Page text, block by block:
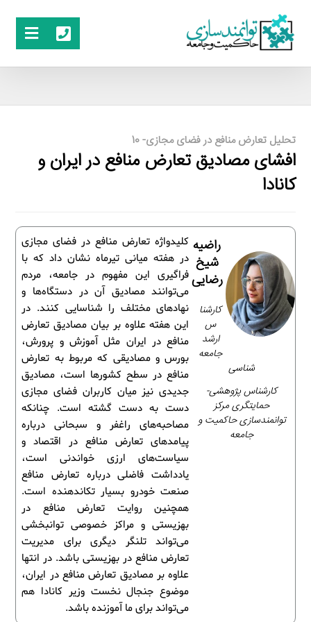
تحلیل تعارض منافع در فضای مجازی- 10
افشای مصادیق تعارض منافع در ایران و
کانادا
کلیدواژه تعارض منافع در فضای مجازی
در هفته میانی تیرماه نشان داد که با
فراگیری این مفهوم در جامعه، مردم
می‌توانند مصادیق آن در دستگاه‌ها و
نهادهای مختلف را شناسایی کنند. در
این هفته علاوه بر بیان مصادیق تعارض
منافع در ایران مثل آموزش و پرورش،
بورس و مصادیقی که مربوط به تعارض
منافع در سطح کشورها است، مصادیق
جدیدی نیز میان کاربران فضای مجازی
دست به دست گشته است. چنانکه
مصاحبه‌های راغفر و سبحانی درباره
پیامدهای تعارض منافع در اقتصاد و
سیاست‌های ارزی خواندنی است،
یادداشت فاضلی درباره تعارض منافع
صنعت خودرو بسیار تکاندهنده است.
همچنین روایت تعارض منافع در
بهزیستی و مراکز خصوصی توانبخشی
می‌تواند تلنگر دیگری برای مدیریت
تعارض منافع در بهزیستی باشد. در انتها
علاوه بر مصادیق تعارض منافع در ایران،
موضوع جنجال نخست وزیر کانادا هم
می‌تواند برای ما آموزنده باشد.
راضیه
شیخ
رضایی
کارشنا
س
ارشد
جامعه
شناسی
کارشناس پژوهشی-
حمایتگری مرکز
توانمندسازی حاکمیت و
جامعه